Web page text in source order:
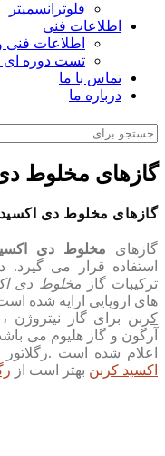
فلوترانسمیتر
اطلاعات فنی
اطلاعات فنی
تست دوره ای
تماس با ما
درباره ما
گازهای مخلوط
گازهای مخلوط دی
گازهای مخلوط دی
استفاده قرار می گیرد.
ترکیبات گاز مخلوط دی
های اروپایی ارایه شده
کربن برای گاز نیتروژن
آرگون و گاز هلیوم می
اعلام شده است
اکسید کربن بهتر است از